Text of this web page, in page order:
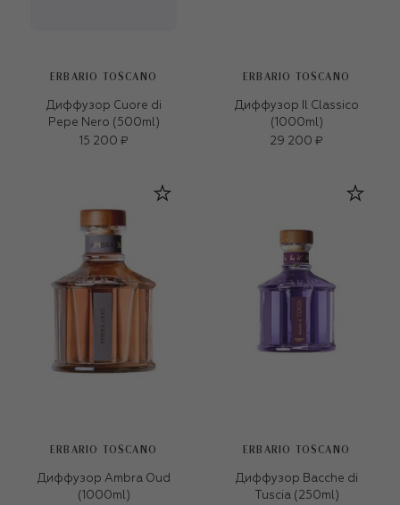
ERBARIO TOSCANO
Диффузор Cuore di
Pepe Nero (500ml)
15 200 ₽
ERBARIO TOSCANO
Диффузор Il Classico
(1000ml)
29 200 ₽
ERBARIO TOSCANO
Диффузор Ambra Oud
(1000ml)
ERBARIO TOSCANO
Диффузор Bacche di
Tuscia (250ml)